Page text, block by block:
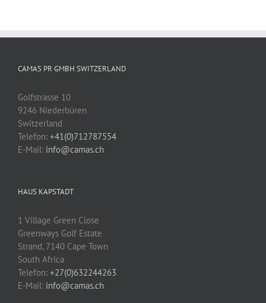
CAMAS PR GMBH SWITZERLAND
Golfstrasse 10
9246 Niederbüren
Switzerland
Telefon: +41(0)712787554
E-Mail: info@camas.ch
HAUS KAPSTADT
1 Village Green Close
Greenways Golf Estate
Strand, 7140 Cape Town
South Africa
Telefon: +27(0)632244263
E-Mail: info@camas.ch